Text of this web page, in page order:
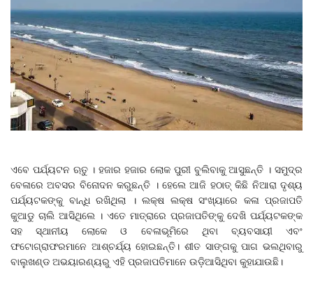
ଏବେ ପର୍ଯ୍ୟଟନ ଋତୁ । ହଜାର ହଜାର ଲୋକ ପୁରୀ ବୁଲିବାକୁ ଆସୁଛନ୍ତି । ସମୁଦ୍ର
ବେଳାରେ ଅବସର ବିନୋଦନ କରୁଛନ୍ତି । ହେଲେ ଆଜି ହଠାତ୍ କିଛି ନିଆରା ଦୃଶ୍ୟ
ପର୍ଯ୍ୟଟକଙ୍କୁ ବାନ୍ଧି ରଖିଥିଲା । ଲକ୍ଷ ଲକ୍ଷ ସଂଖ୍ୟାରେ କଳା ପ୍ରଜାପତି
କୁଆଡୁ ଚାଲି ଆସିଥିଲେ । ଏତେ ମାତ୍ରାରେ ପ୍ରଜାପତିଙ୍କୁ ଦେଖି ପର୍ଯ୍ୟଟକଙ୍କ
ସହ ସ୍ଥାନୀୟ ଲୋକେ ଓ ବେଳାଭୂମିରେ ଥିବା ବ୍ୟବସାୟୀ ଏବଂ
ଫଟୋଗ୍ରାଫରମାନେ ଆଶ୍ଚର୍ଯ୍ୟ ହୋଇଛନ୍ତି। ଶୀତ ସାଙ୍ଗକୁ ପାଗ ଭଲଥିବାରୁ
ବାଲୁଖଣ୍ଡ ଅଭୟାରଣ୍ୟରୁ ଏହି ପ୍ରଜାପତିମାନେ ଉଡ଼ିଆସିଥିବା କୁହାଯାଉଛି।